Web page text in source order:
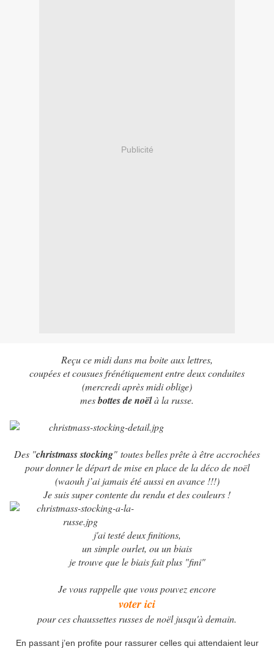
Publicité
Reçu ce midi dans ma boite aux lettres,
coupées et cousues frénétiquement entre deux conduites
(mercredi après midi oblige)
mesbottes de noëlà la russe.
Des "christmass stocking" toutes belles prête à être accrochées
pour donner le départ de mise en place de la déco de noël
(waouh j’ai jamais été aussi en avance !!!)
Je suis super contente du rendu et des couleurs !
j'ai testé deux finitions,
un simple ourlet, ou un biais
je trouve que le biais fait plus "fini"
Je vous rappelle que vous pouvez encore
voter ici
pour ces chaussettes russes de noël jusqu'à demain.
En passant j’en profite pour rassurer celles qui attendaient leur